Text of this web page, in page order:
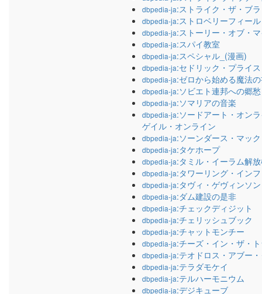
dbpedia-ja:ストライク・ザ・ブ
dbpedia-ja:ストロベリーフィー
dbpedia-ja:ストーリー・オブ・
dbpedia-ja:スパイ教室
dbpedia-ja:スペシャル_(漫画)
dbpedia-ja:セドリック・プライス
dbpedia-ja:ゼロから始める魔法
dbpedia-ja:ソビエト連邦への郷愁
dbpedia-ja:ソマリアの音楽
dbpedia-ja:ソードアート・オン
ゲイル・オンライン
dbpedia-ja:ソーンダース・マッ
dbpedia-ja:タケホープ
dbpedia-ja:タミル・イーラム解
dbpedia-ja:タワーリング・イン
dbpedia-ja:タヴィ・ゲヴィンソン
dbpedia-ja:ダム建設の是非
dbpedia-ja:チェックディジット
dbpedia-ja:チェリッシュブック
dbpedia-ja:チャットモンチー
dbpedia-ja:チーズ・イン・ザ・
dbpedia-ja:テオドロス・アブー
dbpedia-ja:テラダモケイ
dbpedia-ja:テルハーモニウム
dbpedia-ja:デジキューブ